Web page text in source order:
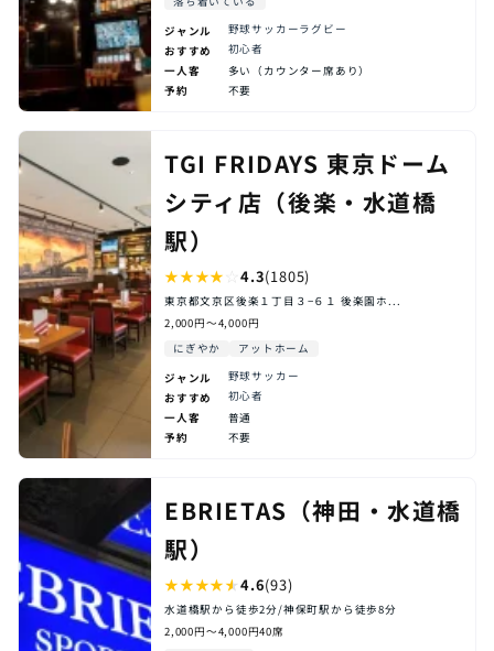
ジャンル
野球サッカーラグビー
おすすめ
初心者
一人客
多い（カウンター席あり）
予約
不要
TGI FRIDAYS 東京ドーム
シティ店（後楽・水道橋
駅）
★★★★ ☆4.3(1805)
東京都文京区後楽１丁目３−６１ 後楽園ホ...
2,000円〜4,000円
にぎやか
アットホーム
ジャンル
野球サッカー
おすすめ
初心者
一人客
普通
予約
不要
EBRIETAS（神田・水道橋
駅）
★★★★★4.6(93)
水道橋駅から徒歩2分/神保町駅から徒歩8分
2,000円〜4,000円40席